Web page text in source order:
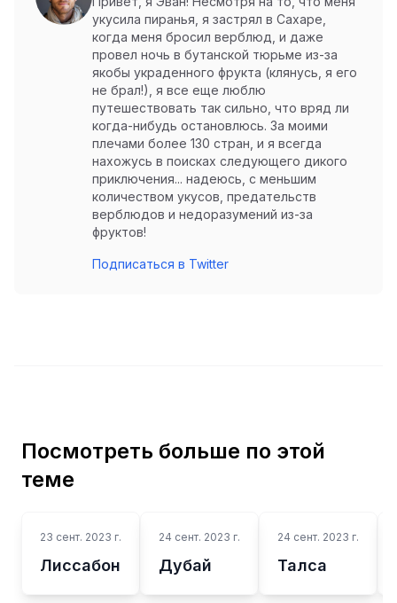
укусила пиранья, я застрял в Сахаре,
когда меня бросил верблюд, и даже
провел ночь в бутанской тюрьме из-за
якобы украденного фрукта (клянусь, я его
не брал!), я все еще люблю
путешествовать так сильно, что вряд ли
когда-нибудь остановлюсь. За моими
плечами более 130 стран, и я всегда
нахожусь в поисках следующего дикого
приключения... надеюсь, с меньшим
количеством укусов, предательств
верблюдов и недоразумений из-за
фруктов!
Подписаться в Twitter
Посмотреть больше по этой
теме
23 сент. 2023 г.
Лиссабон
24 сент. 2023 г.
Дубай
24 сент. 2023 г.
Талса